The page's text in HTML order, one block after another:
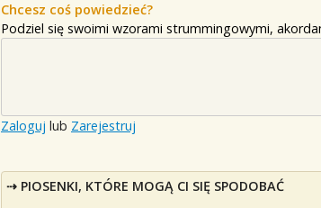
Chcesz coś powiedzieć?
Podziel się swoimi wzorami strummingowymi,
Zaloguj lub Zarejestruj
PIOSENKI, KTÓRE MOGĄ CI SIĘ SPODOBAĆ